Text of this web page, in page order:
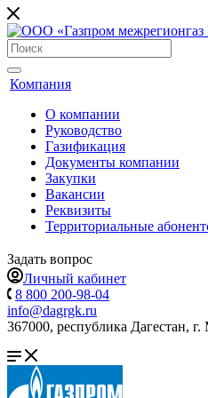
Компания
О компании
Руководство
Газификация
Документы компании
Закупки
Вакансии
Реквизиты
Территориальные
Задать вопрос
Личный кабинет
8 800 200-98-04
info@dagrgk.ru
367000, республика Дагестан,